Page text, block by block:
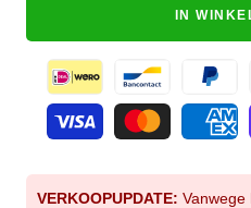
IN
VERKOOPUPDATE: Vanwege